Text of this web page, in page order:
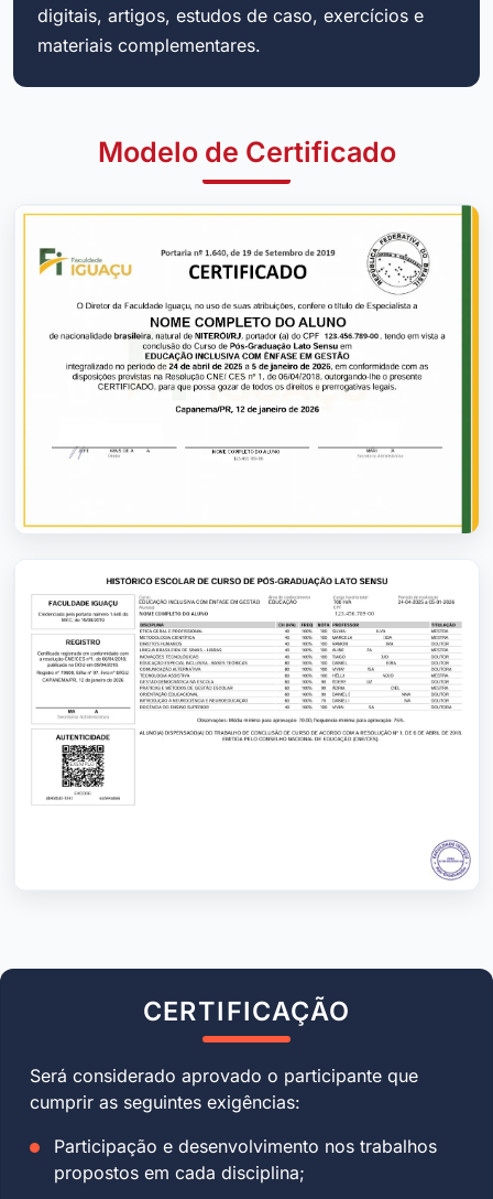
digitais, artigos, estudos de caso, exercícios e
materiais complementares.
Modelo de Certificado
CERTIFICAÇÃO
Será considerado aprovado o participante que
cumprir as seguintes exigências:
Participação e desenvolvimento nos trabalhos
propostos em cada disciplina;